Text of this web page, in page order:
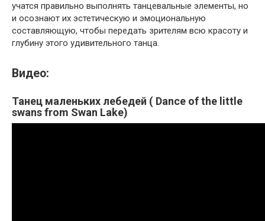
учатся правильно выполнять танцевальные элементы, но
и осознают их эстетическую и эмоциональную
составляющую, чтобы передать зрителям всю красоту и
глубину этого удивительного танца.
Видео:
Танец маленьких лебедей ( Dance of the little
swans from Swan Lake)